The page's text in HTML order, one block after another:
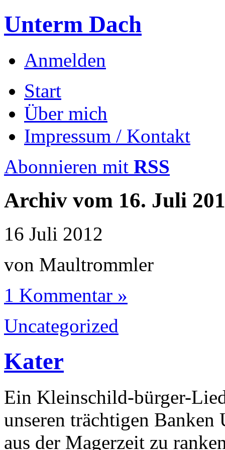
Unterm Dach
Anmelden
Start
Über mich
Impressum / Kontakt
Abonnieren mit RSS
Archiv vom 16. Juli
16 Juli 2012
von Maultrommler
1 Kommentar »
Uncategorized
Kater
Ein Kleinschild-bürger-
unseren trächtigen
aus der Magerzeit zu